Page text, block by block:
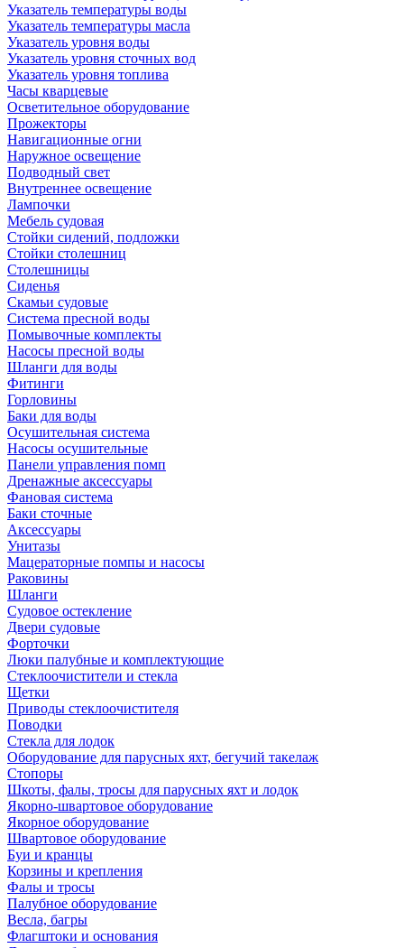
Указатель температуры воды
Указатель температуры масла
Указатель уровня воды
Указатель уровня сточных вод
Указатель уровня топлива
Часы кварцевые
Осветительное оборудование
Прожекторы
Навигационные огни
Наружное освещение
Подводный свет
Внутреннее освещение
Лампочки
Мебель судовая
Стойки сидений, подложки
Стойки столешниц
Столешницы
Сиденья
Скамьи судовые
Система пресной воды
Помывочные комплекты
Насосы пресной воды
Шланги для воды
Фитинги
Горловины
Баки для воды
Осушительная система
Насосы осушительные
Панели управления помп
Дренажные аксессуары
Фановая система
Баки сточные
Аксессуары
Унитазы
Мацераторные помпы и насосы
Раковины
Шланги
Судовое остекление
Двери судовые
Форточки
Люки палубные и комплектующие
Стеклоочистители и стекла
Щетки
Приводы стеклоочистителя
Поводки
Стекла для лодок
Оборудование для парусных яхт, бегучий такелаж
Стопоры
Шкоты, фалы, тросы для парусных яхт и лодок
Якорно-швартовое оборудование
Якорное оборудование
Швартовое оборудование
Буи и кранцы
Корзины и крепления
Фалы и тросы
Палубное оборудование
Весла, багры
Флагштоки и основания